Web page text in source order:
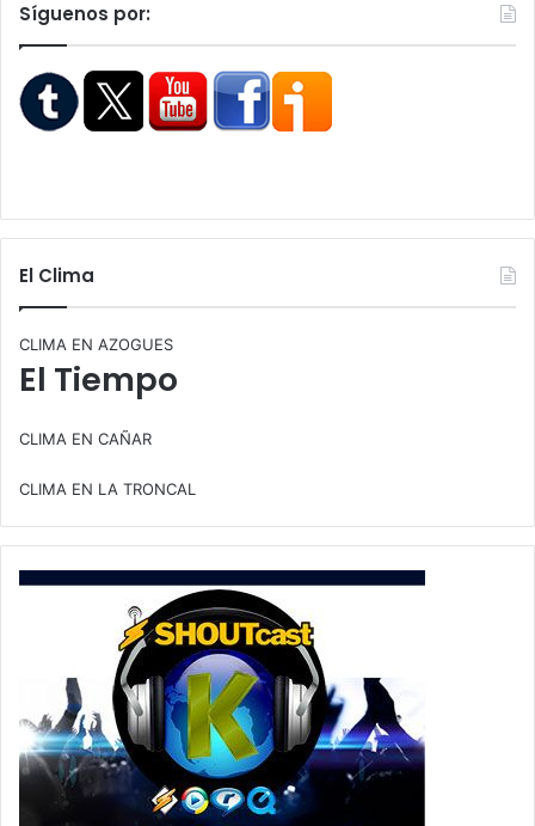
Síguenos por:
El Clima
CLIMA EN AZOGUES
El Tiempo
CLIMA EN CAÑAR
CLIMA EN LA TRONCAL